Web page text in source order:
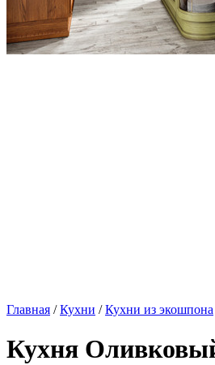
Главная /Кухни /Кухни из экошпона
Кухня